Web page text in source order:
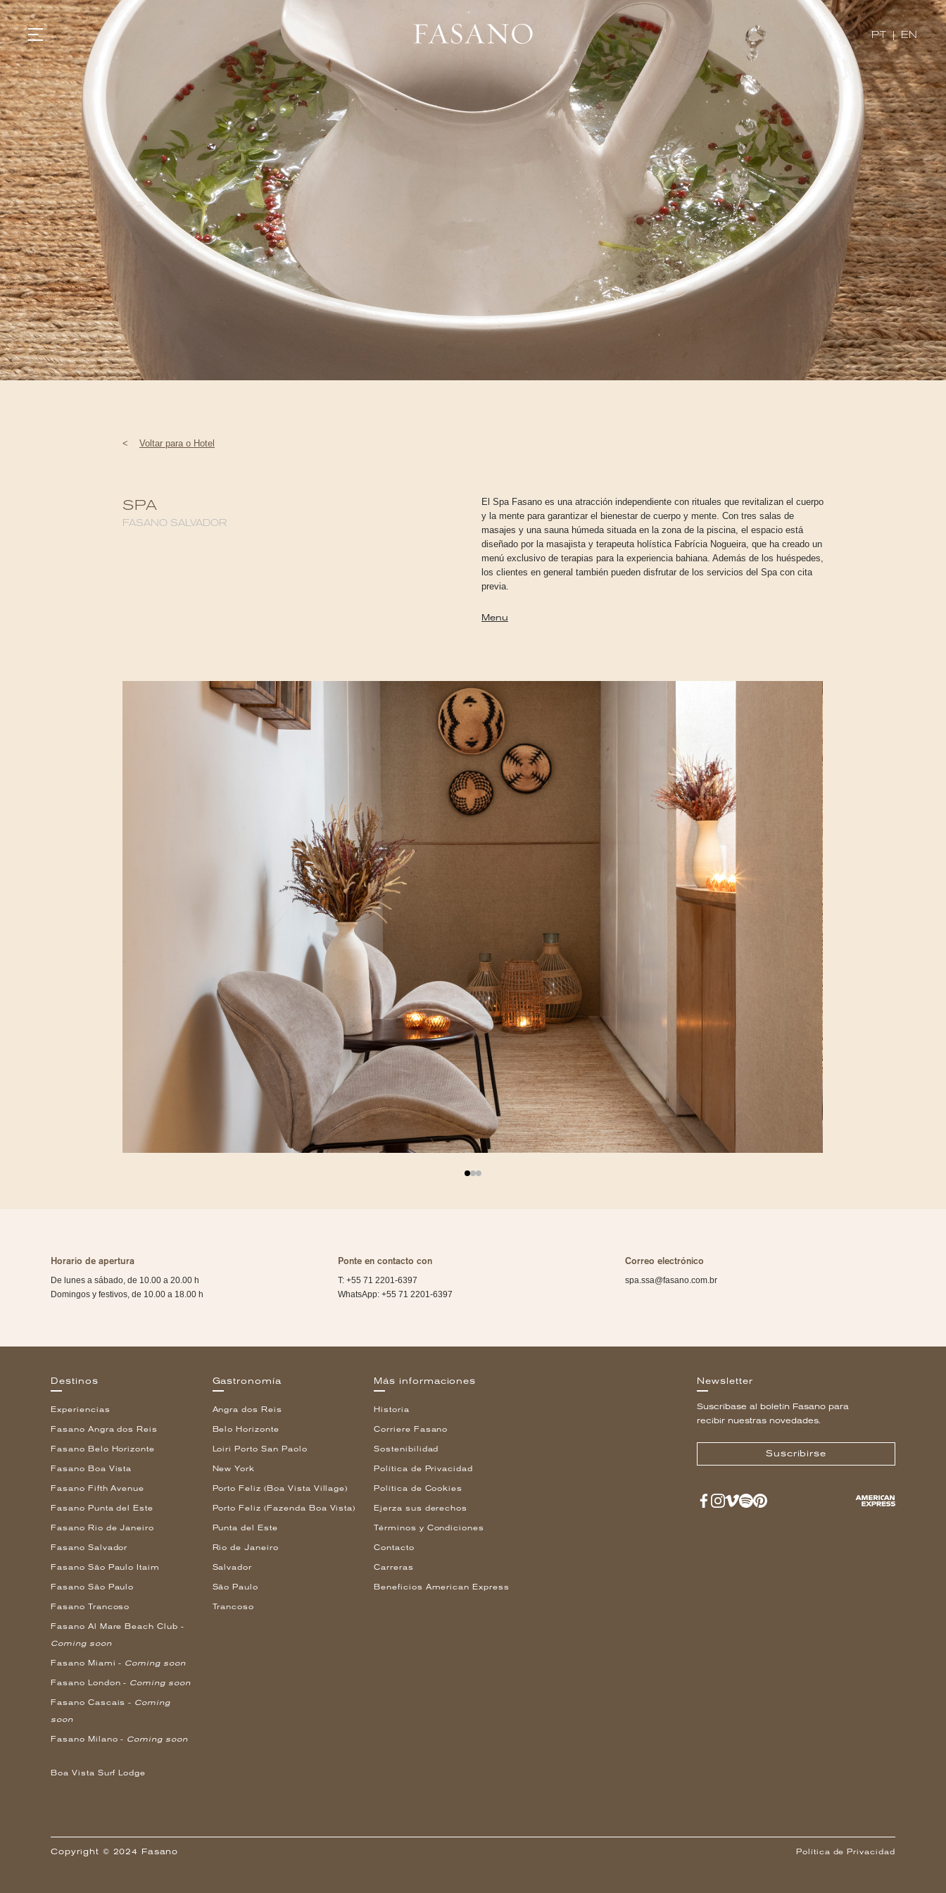
PT | EN
GASTRONOMIA
HOTÉIS
EXPERIENCIAS
EVENTOS
VILLAS
TIENDA | SELEZIONE
DESCUBRIR
WHAT'S COOKING
CORRIERE
HISTORIA
SOSTENIBILIDAD
< Voltar para o Hotel
SPA
FASANO SALVADOR
El Spa Fasano es una atracción independiente con rituales que revitalizan el cuerpo
y la mente para garantizar el bienestar de cuerpo y mente. Con tres salas de
masajes y una sauna húmeda situada en la zona de la piscina, el espacio está
diseñado por la masajista y terapeuta holística Fabrícia Nogueira, que ha creado un
menú exclusivo de terapias para la experiencia bahiana. Además de los huéspedes,
los clientes en general también pueden disfrutar de los servicios del Spa con cita
previa.
Menu
Horario de apertura
De lunes a sábado, de 10.00 a 20.00 h
Domingos y festivos, de 10.00 a 18.00 h
Ponte en contacto con
T: +55 71 2201-6397
WhatsApp: +55 71 2201-6397
Correo electrónico
spa.ssa@fasano.com.br
Destinos
Experiencias
Fasano Angra dos Reis
Fasano Belo Horizonte
Fasano Boa Vista
Fasano Fifth Avenue
Fasano Punta del Este
Fasano Rio de Janeiro
Fasano Salvador
Fasano São Paulo Itaim
Fasano São Paulo
Fasano Trancoso
Fasano Al Mare Beach Club -
Coming soon
Fasano Miami - Coming soon
Fasano London - Coming soon
Fasano Cascais - Coming
soon
Fasano Milano - Coming soon
Boa Vista Surf Lodge
Gastronomía
Angra dos Reis
Belo Horizonte
Loiri Porto San Paolo
New York
Porto Feliz (Boa Vista Village)
Porto Feliz (Fazenda Boa Vista)
Punta del Este
Rio de Janeiro
Salvador
São Paulo
Trancoso
Más informaciones
Historia
Corriere Fasano
Sostenibilidad
Política de Privacidad
Política de Cookies
Ejerza sus derechos
Términos y Condiciones
Contacto
Carreras
Beneficios American Express
Newsletter
Suscríbase al boletín Fasano para
recibir nuestras novedades.
Suscribirse
Copyright © 2024 Fasano Política de Privacidad